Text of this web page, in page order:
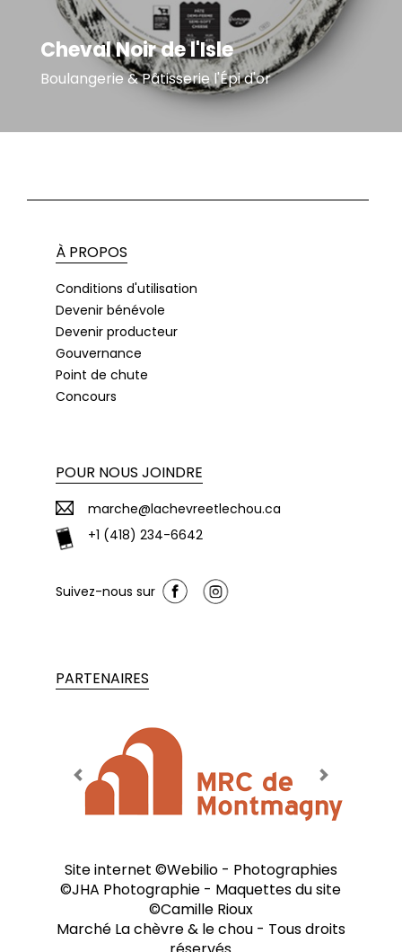
Cheval Noir de l'Isle
Boulangerie & Pâtisserie l'Épi d'or
À PROPOS
Conditions d'utilisation
Devenir bénévole
Devenir producteur
Gouvernance
Point de chute
Concours
POUR NOUS JOINDRE
marche@lachevreetlechou.ca
+1 (418) 234-6642
Suivez-nous sur
PARTENAIRES
Previous Next
Site internet ©Webilio- Photographies
©JHA Photographie - Maquettes du site
©Camille Rioux
Marché La chèvre & le chou- Tous droits